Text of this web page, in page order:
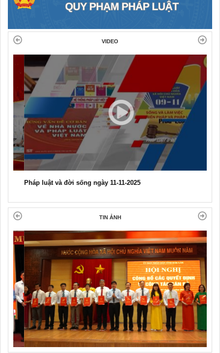
VIDEO
Pháp luật và đời sống ngày 11-11-2025
TIN ẢNH